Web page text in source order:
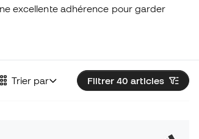
excellente adhérence pour garder
Filtrer 40 articles
Trier par